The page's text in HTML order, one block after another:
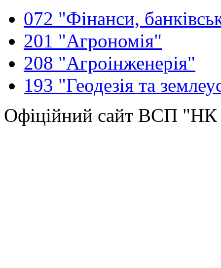
072 "Фінанси,
201 "Агрономія"
208 "Агроінженерія"
193 "Геодезія та
Офіційний сайт ВСП